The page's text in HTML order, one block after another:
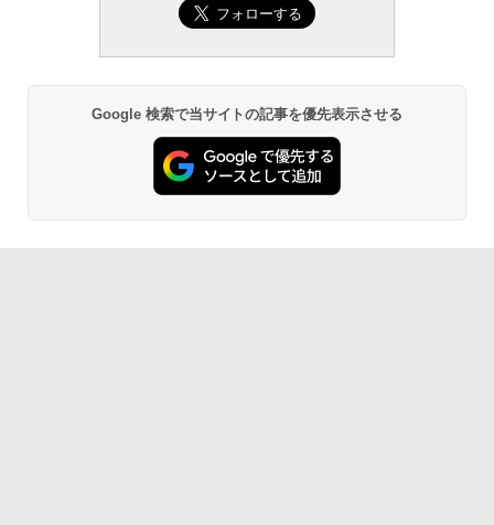
Google 検索で当サイトの記事を優先表示させる